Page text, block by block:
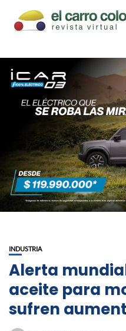
INDUSTRIA
Alerta
aceite para
sufren